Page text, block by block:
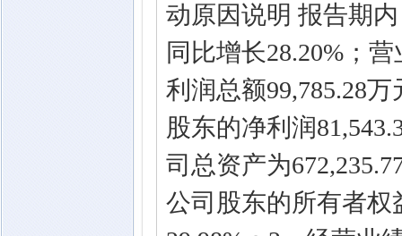
动原因说明 报告期
同比增长28.20%；
利润总额99,785.28
股东的净利润
司总资产为
公司股东的所有者权